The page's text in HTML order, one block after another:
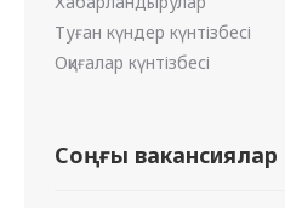
Туған күндер күнтізбесі
Оқиғалар күнтізбесі
Соңғы вакансиялар